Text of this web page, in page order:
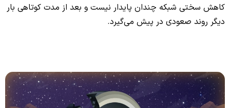
کاهش سختی شبکه چندان پایدار نیست و بعد از مدت کوتاهی بار
دیگر روند صعودی در پیش می‌گیرد.